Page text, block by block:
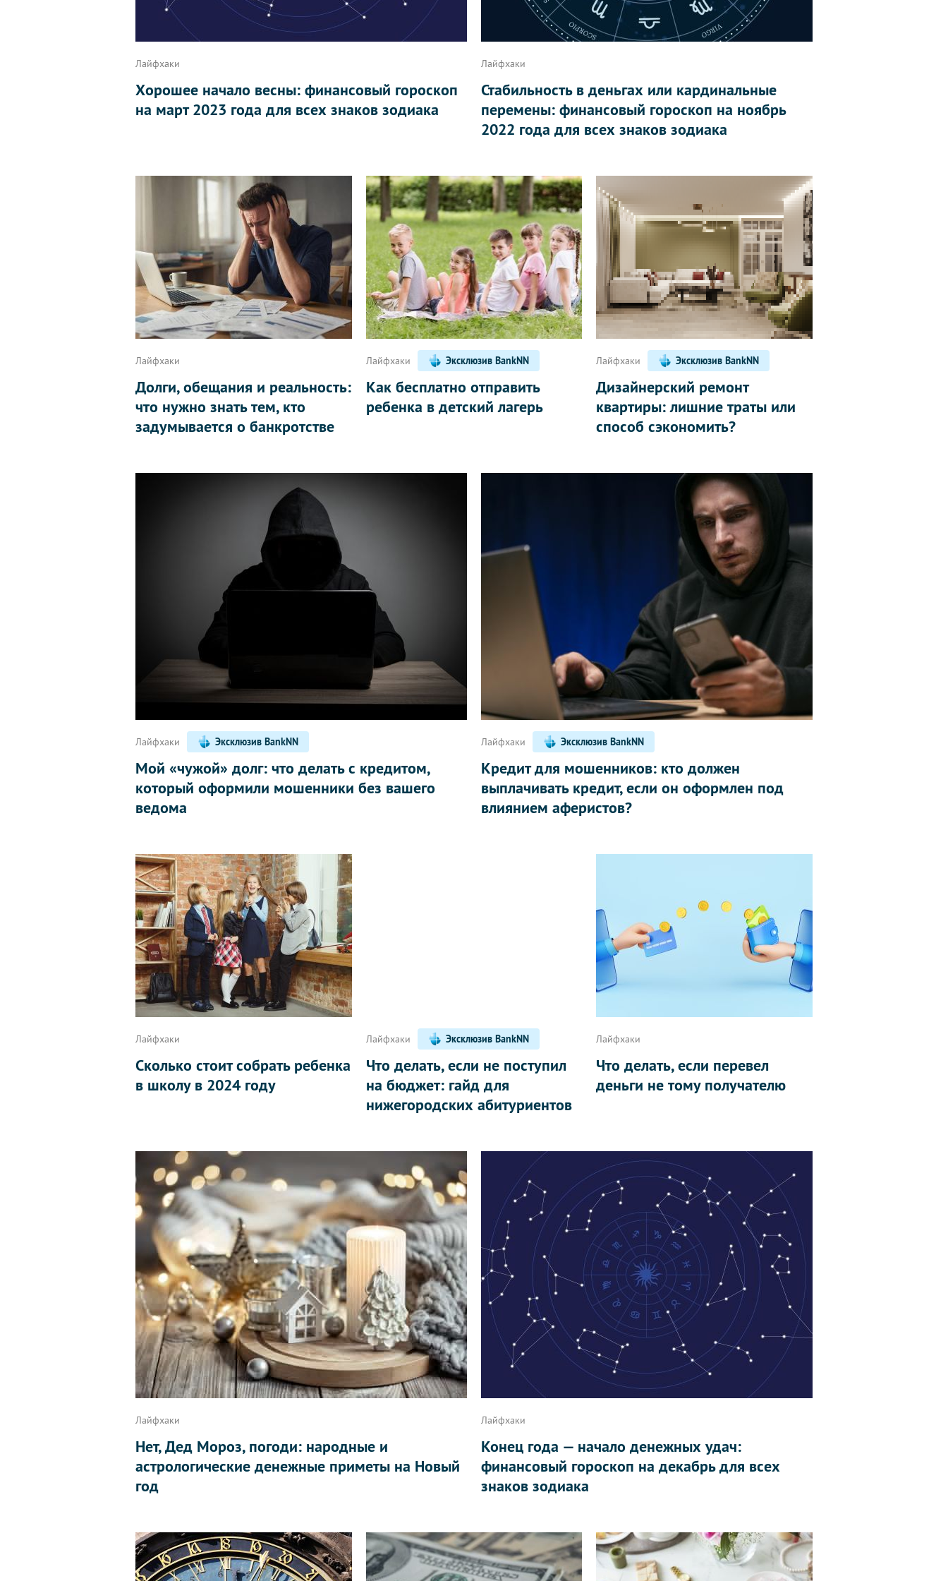
Лайфхаки
Хорошее начало весны: финансовый гороскоп
на март 2023 года для всех знаков зодиака
Лайфхаки
Стабильность в деньгах или кардинальные
перемены: финансовый гороскоп на ноябрь
2022 года для всех знаков зодиака
Лайфхаки
Долги, обещания и реальность:
что нужно знать тем, кто
задумывается о банкротстве
Лайфхаки Эксклюзив BankNN
Как бесплатно отправить
ребенка в детский лагерь
Лайфхаки Эксклюзив BankNN
Дизайнерский ремонт
квартиры: лишние траты или
способ сэкономить?
Лайфхаки Эксклюзив BankNN
Мой «чужой» долг: что делать с кредитом,
который оформили мошенники без вашего
ведома
Лайфхаки Эксклюзив BankNN
Кредит для мошенников: кто должен
выплачивать кредит, если он оформлен под
влиянием аферистов?
Лайфхаки
Сколько стоит собрать ребенка
в школу в 2024 году
Лайфхаки Эксклюзив BankNN
Что делать, если не поступил
на бюджет: гайд для
нижегородских абитуриентов
Лайфхаки
Что делать, если перевел
деньги не тому получателю
Лайфхаки
Нет, Дед Мороз, погоди: народные и
астрологические денежные приметы на Новый
год
Лайфхаки
Конец года — начало денежных удач:
финансовый гороскоп на декабрь для всех
знаков зодиака